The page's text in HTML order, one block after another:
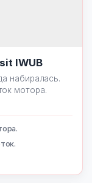
IWUB
набиралась.
мотора.